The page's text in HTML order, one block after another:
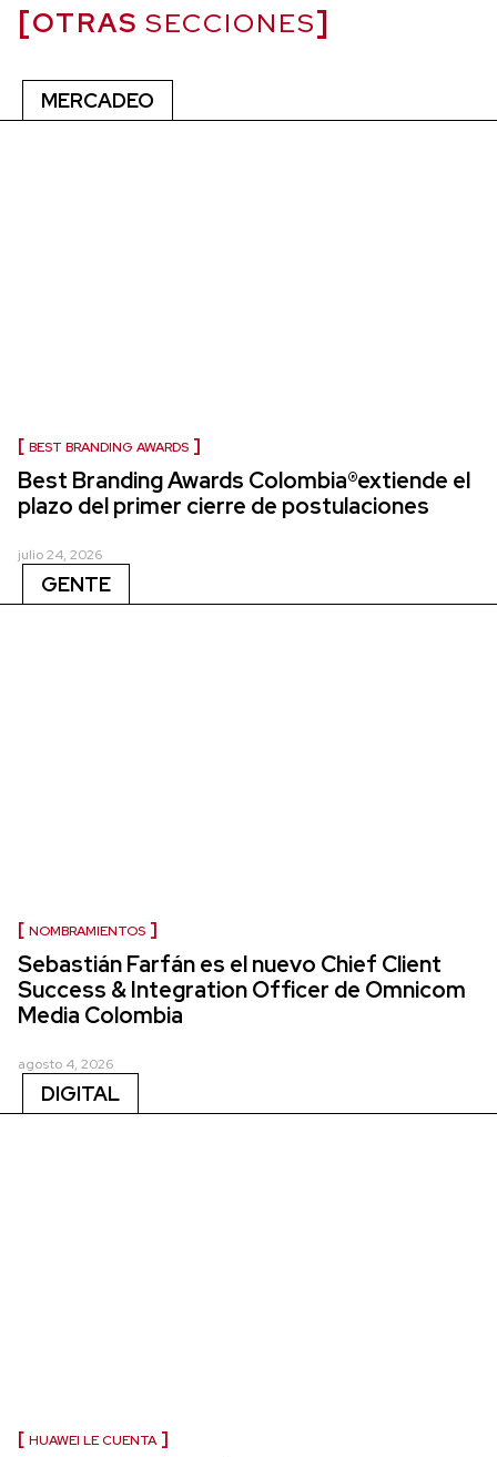
OTRAS SECCIONES
MERCADEO
BEST BRANDING AWARDS
Best Branding Awards Colombia®extiende el
plazo del primer cierre de postulaciones
julio 24, 2026
GENTE
NOMBRAMIENTOS
Sebastián Farfán es el nuevo Chief Client
Success & Integration Officer de Omnicom
Media Colombia
agosto 4, 2026
DIGITAL
HUAWEI LE CUENTA